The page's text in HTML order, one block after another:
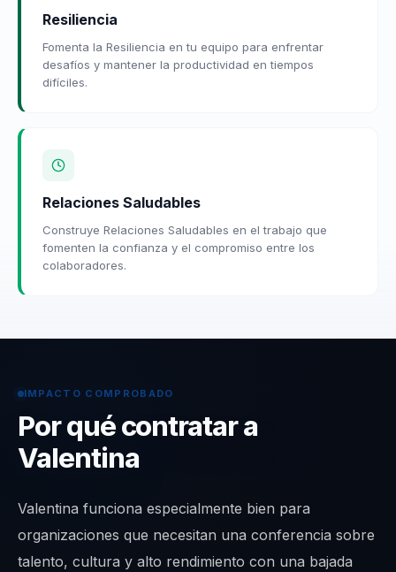
Resiliencia
Fomenta la Resiliencia en tu equipo para enfrentar
desafíos y mantener la productividad en tiempos
difíciles.
Relaciones Saludables
Construye Relaciones Saludables en el trabajo que
fomenten la confianza y el compromiso entre los
colaboradores.
IMPACTO COMPROBADO
Por qué contratar a
Valentina
Valentina funciona especialmente bien para
organizaciones que necesitan una conferencia sobre
talento, cultura y alto rendimiento con una bajada